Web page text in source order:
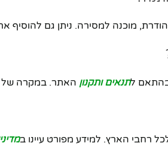
מוכנה למסירה. ניתן גם להוסיף
לתנאים ותקנון האתר. במקרה של